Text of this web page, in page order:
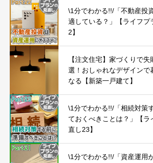
\1分でわかる!!/「不動産投
適している？」【ライフプ
2】
【注文住宅】家づくりで
選！おしゃれなデザインで
なる【新築一戸建て】
\1分でわかる!!/「相続対策
ておくべきことは？」【ラ
直し23】
\1分でわかる!!/「資産運用